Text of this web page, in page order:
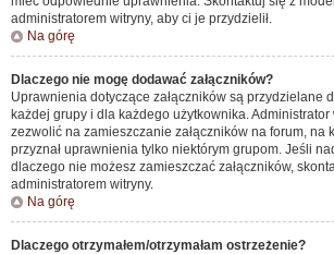
administratorem witryny, aby ci je przydzielił.
Na górę
Dlaczego nie mogę dodawać załączników?
Uprawnienia dotyczące załączników są przydzielane
każdej grupy i dla każdego użytkownika. Administrator
zezwolić na zamieszczanie załączników na forum, na
przyznał uprawnienia tylko niektórym grupom. Jeśli
dlaczego nie możesz zamieszczać załączników,
administratorem witryny.
Na górę
Dlaczego otrzymałem/otrzymałam ostrzeżenie?